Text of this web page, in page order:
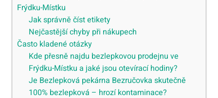
Frýdku-Místku
Jak správně číst etikety
Nejčastější chyby při nákupech
Často kladené otázky
Kde přesně najdu bezlepkovou prodejnu ve
Frýdku-Místku a jaké jsou otevírací hodiny?
Je Bezlepková pekárna Bezručovka skutečně
100% bezlepková – hrozí kontaminace?